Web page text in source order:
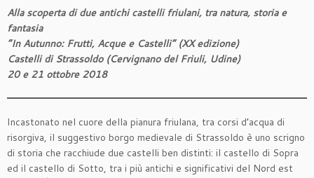
Alla scoperta di due antichi castelli friulani, tra natura, storia e
fantasia
“In Autunno: Frutti, Acque e Castelli” (XX edizione)
Castelli di Strassoldo (Cervignano del Friuli, Udine)
20 e 21 ottobre 2018
Incastonato nel cuore della pianura friulana, tra corsi d’acqua di
risorgiva, il suggestivo borgo medievale di Strassoldo è uno scrigno
di storia che racchiude due castelli ben distinti: il castello di Sopra
ed il castello di Sotto, tra i più antichi e significativi del Nord est